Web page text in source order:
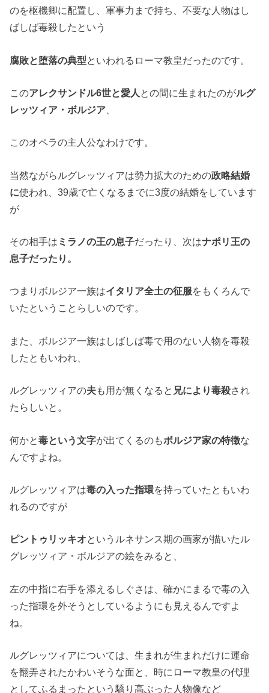
のを枢機卿に配置し、軍事力まで持ち、不要な人物はし
ばしば毒殺したという
腐敗と堕落の典型といわれるローマ教皇だったのです。
このアレクサンドル6世と愛人 との間に生まれたのがルグ
レッツィア・ボルジア
このオペラの主人公なわけです。
当然ながらルグレッツィアは勢力拡大のための政略結婚
に使われ、39歳で亡くなるまでに3度の結婚をしています
が
その相手は ミラノの王の息子だったり、次はナポリ王の
息子だったり。
つまりボルジア一族はイタリア全土の征服をもくろんで
いたということらしいのです。
また、ボルジア一族はしばしば毒で用のない人物を毒殺
したともいわれ、
ルグレッツィアの夫も用が無くなると 兄により毒殺され
たらしいと。
何かと毒という文字が出てくるのもボルジア家の特徴な
んですよね。
ルグレッツィアは毒の入った指環を持っていたともいわ
れるのですが
ピントゥリッキオというルネサンス期の画家が描いたル
グレッツィア・ボルジアの絵をみると、
左の中指に右手を添えるしぐさは、確かにまるで毒の入
った指環を外そうとしているようにも見えるんですよ
ね。
ルグレッツィアについては、生まれが生まれだけに運命
を翻弄されたかわいそうな面と、時にローマ教皇の代理
としてふるまったという驕り高ぶった人物像など